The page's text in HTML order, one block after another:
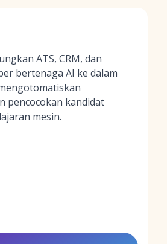
ATS, CRM, dan
bertenaga AI ke dalam
pencocokan kandidat
mesin.